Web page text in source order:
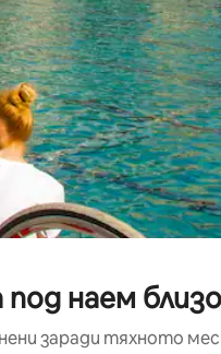
наем
заради тяхното